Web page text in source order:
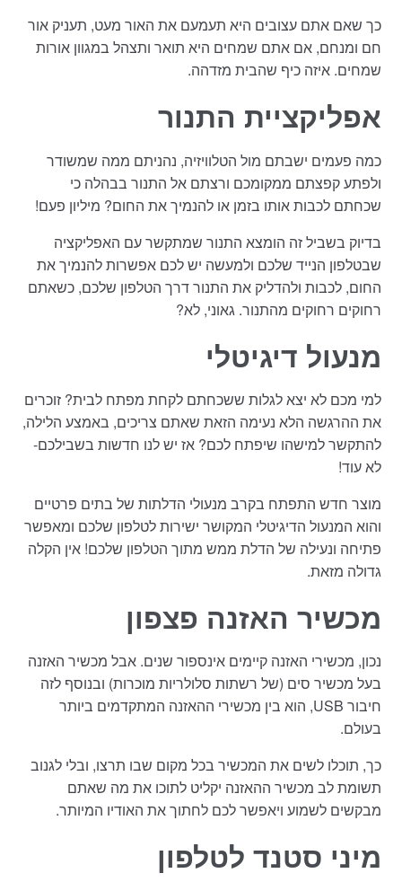
כך שאם אתם עצובים היא תעמעם את האור מעט, תעניק אור
חם ומנחם, אם אתם שמחים היא תואר ותצהל במגוון אורות
שמחים. איזה כיף שהבית מזדהה.
אפליקציית התנור
כמה פעמים ישבתם מול הטלוויזיה, נהניתם ממה שמשודר
ולפתע קפצתם ממקומכם ורצתם אל התנור בבהלה כי
שכחתם לכבות אותו בזמן או להנמיך את החום? מיליון פעם!
בדיוק בשביל זה הומצא התנור שמתקשר עם האפליקציה
שבטלפון הנייד שלכם ולמעשה יש לכם אפשרות להנמיך את
החום, לכבות ולהדליק את התנור דרך הטלפון שלכם, כשאתם
רחוקים רחוקים מהתנור. גאוני, לא?
מנעול דיגיטלי
למי מכם לא יצא לגלות ששכחתם לקחת מפתח לבית? זוכרים
את ההרגשה הלא נעימה הזאת שאתם צריכים, באמצע הלילה,
להתקשר למישהו שיפתח לכם? אז יש לנו חדשות בשבילכם-
לא עוד!
מוצר חדש התפתח בקרב מנעולי הדלתות של בתים פרטיים
והוא המנעול הדיגיטלי המקושר ישירות לטלפון שלכם ומאפשר
פתיחה ונעילה של הדלת ממש מתוך הטלפון שלכם! אין הקלה
גדולה מזאת.
מכשיר האזנה פצפון
נכון, מכשירי האזנה קיימים אינספור שנים. אבל מכשיר האזנה
בעל מכשיר סים (של רשתות סלולריות מוכרות) ובנוסף לזה
חיבור USB, הוא בין מכשירי ההאזנה המתקדמים ביותר
בעולם.
כך, תוכלו לשים את המכשיר בכל מקום שבו תרצו, ובלי לגנוב
תשומת לב מכשיר ההאזנה יקליט לתוכו את מה שאתם
מבקשים לשמוע ויאפשר לכם לחתוך את האודיו המיותר.
מיני סטנד לטלפון